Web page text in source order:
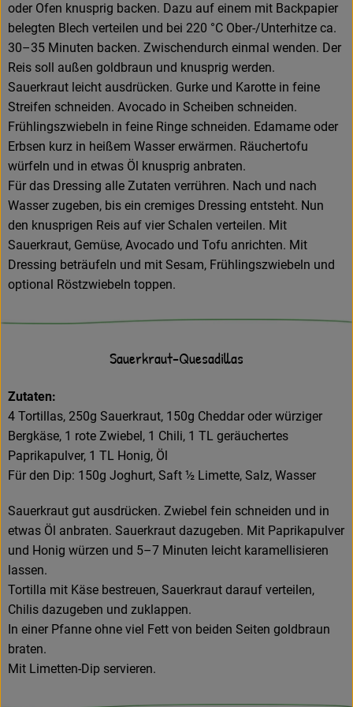
oder Ofen knusprig backen. Dazu auf einem mit Backpapier
belegten Blech verteilen und bei 220 °C Ober-/Unterhitze ca.
30–35 Minuten backen. Zwischendurch einmal wenden. Der
Reis soll außen goldbraun und knusprig werden.
Sauerkraut leicht ausdrücken. Gurke und Karotte in feine
Streifen schneiden. Avocado in Scheiben schneiden.
Frühlingszwiebeln in feine Ringe schneiden. Edamame oder
Erbsen kurz in heißem Wasser erwärmen. Räuchertofu
würfeln und in etwas Öl knusprig anbraten.
Für das Dressing alle Zutaten verrühren. Nach und nach
Wasser zugeben, bis ein cremiges Dressing entsteht. Nun
den knusprigen Reis auf vier Schalen verteilen. Mit
Sauerkraut, Gemüse, Avocado und Tofu anrichten. Mit
Dressing beträufeln und mit Sesam, Frühlingszwiebeln und
optional Röstzwiebeln toppen.
Sauerkraut-Quesadillas
Zutaten:
4 Tortillas, 250g Sauerkraut, 150g Cheddar oder würziger
Bergkäse, 1 rote Zwiebel, 1 Chili, 1 TL geräuchertes
Paprikapulver, 1 TL Honig, Öl
Für den Dip: 150g Joghurt, Saft ½ Limette, Salz, Wasser
Sauerkraut gut ausdrücken. Zwiebel fein schneiden und in
etwas Öl anbraten. Sauerkraut dazugeben. Mit Paprikapulver
und Honig würzen und 5–7 Minuten leicht karamellisieren
lassen.
Tortilla mit Käse bestreuen, Sauerkraut darauf verteilen,
Chilis dazugeben und zuklappen.
In einer Pfanne ohne viel Fett von beiden Seiten goldbraun
braten.
Mit Limetten-Dip servieren.